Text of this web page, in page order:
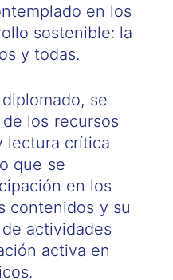
en los
sostenible: la
y todas.
se
los recursos
lectura crítica
que se
en los
contenidos y su
actividades
activa en